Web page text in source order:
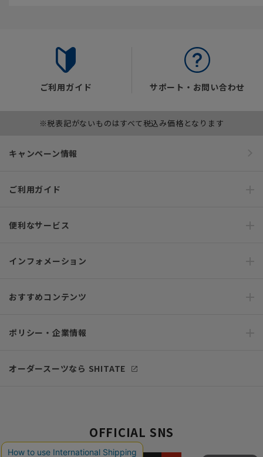
ご利用ガイド サポート・お問い合わせ
※税表記がないものはすべて税込み価格となります
キャンペーン情報
ご利用ガイド
便利なサービス
インフォメーション
おすすめコンテンツ
ポリシー・企業情報
オーダースーツなら SHITATE
OFFICIAL SNS